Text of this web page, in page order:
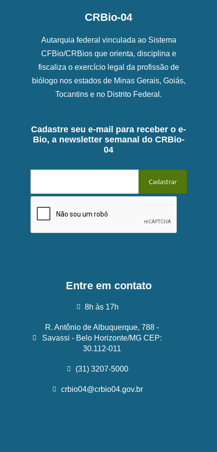
CRBio-04
Autarquia federal vinculada ao Sistema
CFBio/CRBios que orienta, disciplina e
fiscaliza o exercício legal da profissão de
biólogo nos estados de Minas Gerais, Goiás,
Tocantins e no Distrito Federal.
Cadastre seu e-mail para receber o e-
Bio, a newsletter semanal do CRBio-
04
Entre em contato
8h às 17h
R. Antônio de Albuquerque, 788 -
Savassi - Belo Horizonte/MG CEP:
30.112-011
(31) 3207-5000
crbio04@crbio04.gov.br